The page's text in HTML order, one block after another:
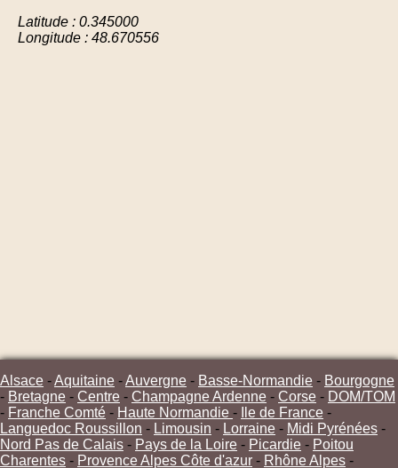
Latitude : 0.345000
Longitude : 48.670556
Alsace -Aquitaine -Auvergne - Basse-Normandie - Bourgogne
- Bretagne - Centre - Champagne Ardenne - Corse - DOM/TOM
- Franche Comté - Haute Normandie - Ile de France -
Languedoc Roussillon - Limousin - Lorraine - Midi Pyrénées -
Nord Pas de Calais - Pays de la Loire - Picardie - Poitou
Charentes - Provence Alpes Côte d'azur - Rhône Alpes -